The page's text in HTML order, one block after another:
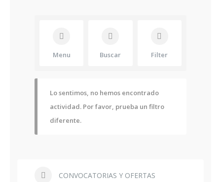
Menu Buscar Filter
Lo sentimos, no hemos encontrado
actividad. Por favor, prueba un filtro
diferente.
CONVOCATORIAS Y OFERTAS